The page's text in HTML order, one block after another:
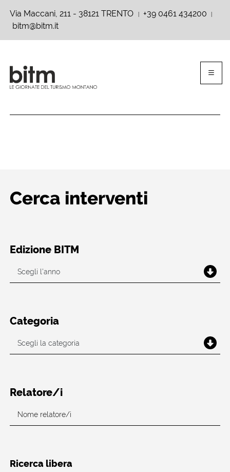
Via Maccani, 211 - 38121 TRENTO +39 0461 434200
bitm@bitm.it
Cerca interventi
Edizione BITM
Categoria
Relatore/i
Ricerca libera